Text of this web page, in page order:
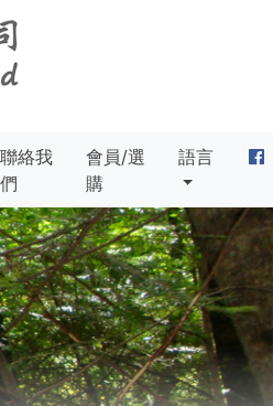
聯絡我
們
會員/選
購
語言